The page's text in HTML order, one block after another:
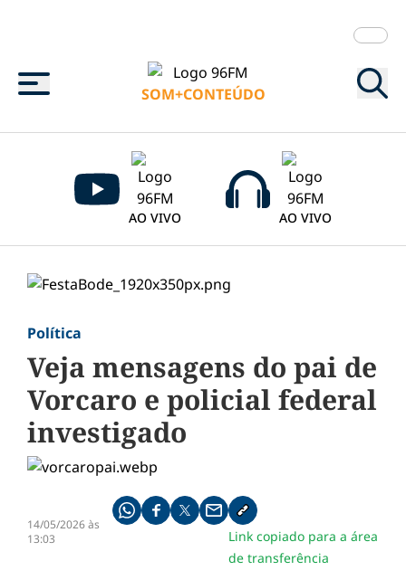
Menu
SOM+CONTEÚDO
AO VIVO AO VIVO
Política
Veja mensagens do pai de
Vorcaro e policial federal
investigado
14/05/2026 às
13:03
Compartilhe pelo whatsapp
Compartilhar no facebook
Compartilhar no twitter
Compartilhe pelo email
Copiar link da notícia
Link copiado para a área
de transferência